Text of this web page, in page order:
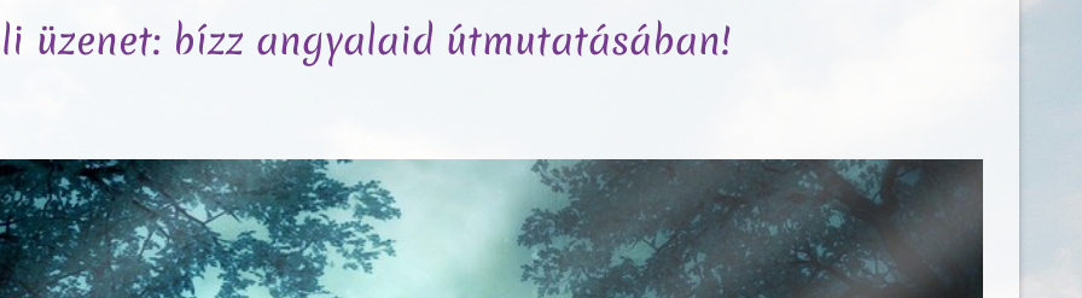
üzenet: bízz angyalaid útmutatásában!